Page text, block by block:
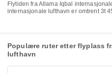
Flytiden fra Allama Iqbal internasjonale lufthavn til Heydar Aliyev
internasjonale lufthavn er omtrent 3t
Populære ruter etter flyplass
lufthavn